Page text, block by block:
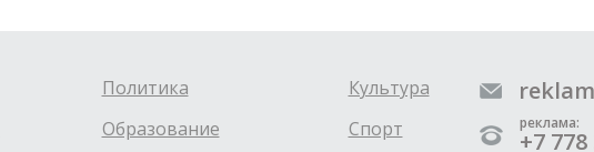
Политика
Образование
Культура
Спорт
реклама:
+7 778